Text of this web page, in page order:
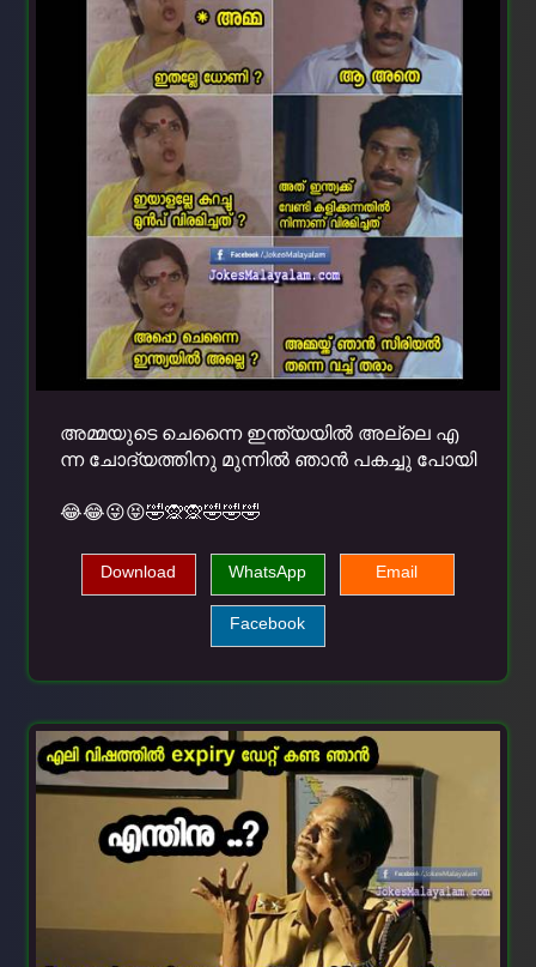
അമ്മയുടെ ചെന്നൈ ഇന്ത്യയില്‍ അല്ലെ എ
ന്ന ചോദ്യത്തിനു മുന്നില്‍ ഞാന്‍ പകച്ചു പോയി
😂😂😜😝🤣🙊🙊🤣🤣🤣
Download WhatsApp Email
Facebook